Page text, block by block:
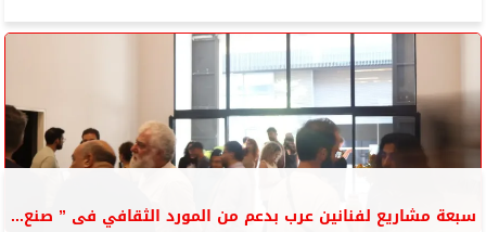
سبعة مشاريع لفنانين عرب بدعم من المورد الثقافي فى ” صنع...